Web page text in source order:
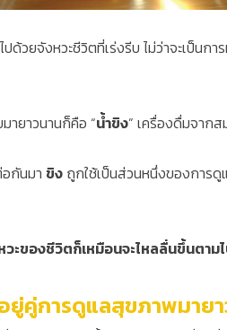
ปด้วยจังหวะชีวิตที่เร่งรีบ ไม่ว่าจะเป็
ายาวนานก็คือ “น้ำขิง” เครื่องดื่มจาก
กันมา ขิง ถูกใช้เป็นส่วนหนึ่งของการดู
ะของชีวิตก็เหมือนจะไหลลื่นขึ้นตาม
ยู่คู่การดูแลสุขภาพมาย